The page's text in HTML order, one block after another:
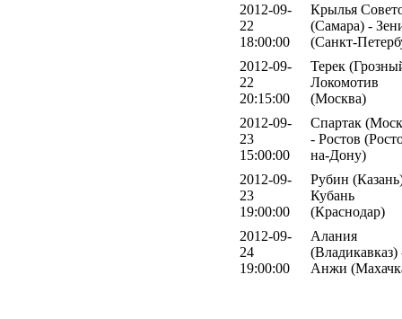
2012-09-
22
18:00:00
Крылья
(Самара) -
(Санкт-
2012-09-
22
20:15:00
Терек
Локомотив
(Москва)
2012-09-
23
15:00:00
Спартак
- Ростов
на-Дону)
2012-09-
23
19:00:00
Рубин
Кубань
(Краснодар)
2012-09-
24
19:00:00
Алания
(Владикавказ)
Анжи